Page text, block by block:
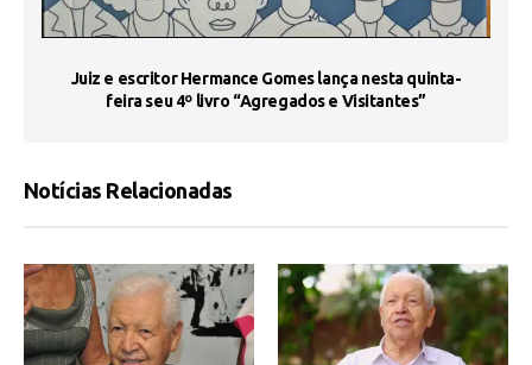
Juiz e escritor Hermance Gomes lança nesta quinta-
feira seu 4º livro “Agregados e Visitantes”
Notícias Relacionadas